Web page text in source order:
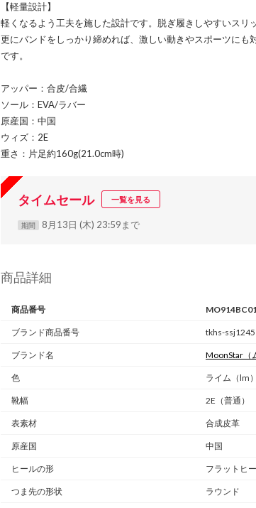
【軽量設計】
軽くなるよう工夫を施した設計です。脱ぎ履きしやすいスリ
更にバンドをしっかり締めれば、激しい動きやスポーツにも
です。
アッパー：合皮/合繊
ソール：EVA/ラバー
原産国：中国
ウィズ：2E
重さ：片足約160g(21.0cm時)
タイムセール 一覧を見る
期間 8月13日 (木) 23:59まで
商品詳細
商品番号
ブランド商品番号 tkhs-
ブランド名 MoonStar
色 ライム（lm）
靴幅 2E（普通）
表素材 合成皮革
原産国 中国
ヒールの形 フラットヒ
つま先の形状 ラウンド